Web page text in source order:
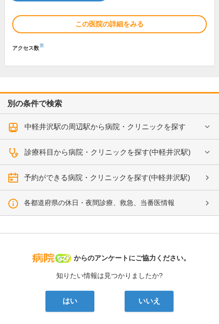
この医院の詳細をみる
アクセス数※
別の条件で検索
中軽井沢駅の周辺駅から病院・クリニックを探す
診療科目から病院・クリニックを探す(中軽井沢駅)
予約ができる病院・クリニックを探す(中軽井沢駅)
各都道府県の休日・夜間診療、救急、当番医情報
病院なび
からのアンケートにご協力ください。
知りたい情報は見つかりましたか?
はい いいえ